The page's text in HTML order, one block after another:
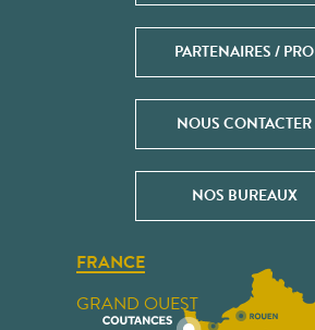
PARTENAIRES / PRO
NOUS CONTACTER
NOS BUREAUX
FRANCE
GRAND OUEST